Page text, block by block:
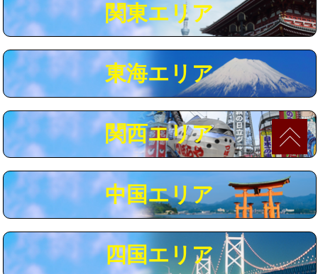
マス交換（深さ50㎝未満） 55,000円
マス交換（深さ50㎝以上） 66,000円
コンクリート斫り（厚さ10㎝まで） 27,500円
コンクリート斫り（厚さ10㎝超え） 38,500円
モルタル補修（厚さ10㎝まで） 27,500円
追加人工 16,500円
※給水管工事は20mmまでの価格です。
関東エリア
東海エリア
関西エリア
中国エリア
四国エリア